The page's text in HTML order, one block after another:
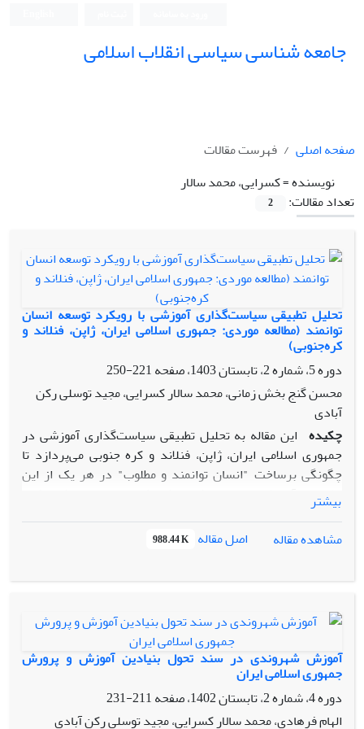
جامعه شناسی سیاسی انقلاب اسلامی
صفحه اصلی
فهرست مقالات
نویسنده =کسرایی، محمد سالار
تعداد مقالات:
2
تحلیل تطبیقی سیاست‌گذاری آموزشی با رویکرد توسعه انسان
توانمند (مطالعه موردی: جمهوری اسلامی ایران، ژاپن، فنلاند و
کره‌جنوبی)
دوره 5، شماره 2، تابستان 1403، صفحه
221-250
محسن گنج بخش زمانی، محمد سالار کسرایی، مجید توسلی رکن
آبادی
چکیده این مقاله به تحلیل تطبیقی سیاست‌گذاری آموزشی در
جمهوری اسلامی ایران، ژاپن، فنلاند و کره جنوبی می‌پردازد تا
چگونگی برساخت "انسان توانمند و مطلوب" در هر یک از این
نظام‌های آموزشی را تبیین کند. پژوهش حاضر با اتخاذ رویکرد
تطبیقی، کیفی و تحلیل بولی، مؤلفه‌ها و پیش‌شرط‌های کلیدی مؤثر
بر توسعه سرمایه انسانی را شناسایی می‌کند. یافته‌های کلیدی
نشان می‌دهد که نظام‌های آموزشی موفق (ژاپن، فنلاند و کره
ارزیابی کارآمد آموزشی، به پرورش انسان‌هایی خلاق،
مسئولیت‌پذیر و سازگار با چالش‌های جهانی نائل شده‌اند. در
مقابل، تحلیل نشان می‌دهد که نظام آموزشی ایران با چالش‌های
بنیادینی نظیر تمرکزگرایی شدید، فقدان ارتباط مؤثر با بازار کار،
ضعف در تربیت معلم، نبود نظام ارزیابی کیفیت و غلبه رویکرد
ایدئولوژیک مواجه است که مانع تحقق الگوی انسان توانمند و
بیشتر
مشاهده مقاله
اصل مقاله 988.44 K
آموزش شهروندی در سند تحول بنیادین آموزش و پرورش
جمهوری اسلامی ایران
دوره 4، شماره 2، تابستان 1402، صفحه
211-231
الهام فرهادی، محمد سالار کسرایی، مجید توسلی رکن آبادی